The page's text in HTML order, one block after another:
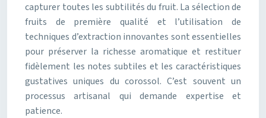
capturer toutes les subtilités du fruit. La sélection de
fruits de première qualité et l’utilisation de
techniques d’extraction innovantes sont essentielles
pour préserver la richesse aromatique et restituer
fidèlement les notes subtiles et les caractéristiques
gustatives uniques du corossol. C’est souvent un
processus artisanal qui demande expertise et
patience.